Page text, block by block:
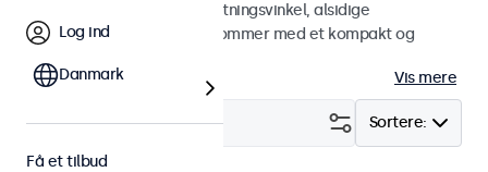
billede med en bred betragtningsvinkel, alsidige
tilslutningsmuligheder og kommer med et kompakt og
Vis mere
Sortere:
Filter (0)
Log ind
Danmark
Få et tilbud